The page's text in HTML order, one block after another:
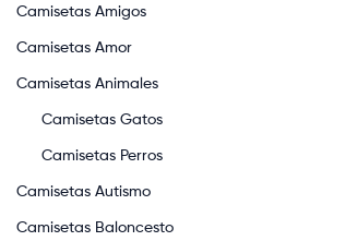
Camisetas Amigos
Camisetas Amor
Camisetas Animales
Camisetas Gatos
Camisetas Perros
Camisetas Autismo
Camisetas Baloncesto